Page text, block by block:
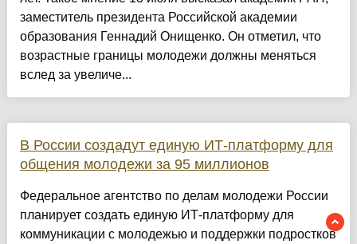
заместитель президента Российской академии
образования Геннадий Онищенко. Он отметил, что
возрастные границы молодежи должны меняться
вслед за увеличе...
В России создадут единую ИТ-платформу для
общения молодежи за 95 миллионов
Федеральное агентство по делам молодежи России
планирует создать единую ИТ-платформу для
коммуникации с молодежью и поддержки подростков